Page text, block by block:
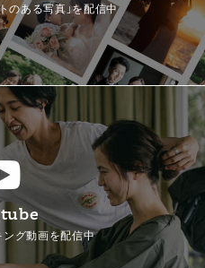
のある写真」を配信中
グ動画を配信中